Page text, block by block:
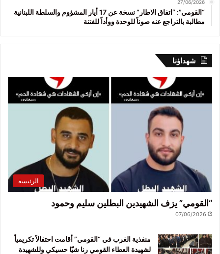
27/06/2026
“القومي”: “اتفاق الاطار” نسخة عن 17 أيار المشؤوم والسلطة اللبنانية
مطالبة بالتراجع عنه صوناً للوحدة ووأداً للفتنة
شهداؤنا
الرئيسة
“القومي” يزف الشهيدين البطلين سليم وحمود
07/06/2026
منفذية الغرب في “القومي” أقامت احتفالاً تكريمياً
لشهيدة العطاء القومي رنا شيّا حسيكي وللشهيدة